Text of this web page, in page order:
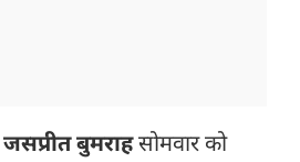
जसप्रीत बुमराहसोमवार को